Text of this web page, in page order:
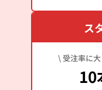
ス
\ 受注率に
10